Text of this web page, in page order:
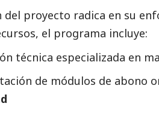
del proyecto radica en su
el programa incluye:
técnica especializada en
de módulos de abono